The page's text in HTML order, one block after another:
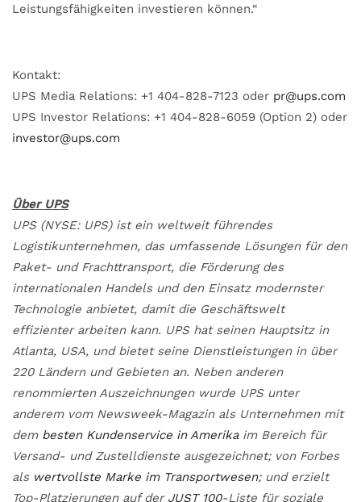
Leistungsfähigkeiten investieren können.“
Kontakt:
UPS Media Relations: +1 404-828-7123 oder pr@ups.com
UPS Investor Relations: +1 404-828-6059 (Option 2) oder
investor@ups.com
Über UPS
UPS (NYSE: UPS) ist ein weltweit führendes
Logistikunternehmen, das umfassende Lösungen für den
Paket- und Frachttransport, die Förderung des
internationalen Handels und den Einsatz modernster
Technologie anbietet, damit die Geschäftswelt
effizienter arbeiten kann. UPS hat seinen Hauptsitz in
Atlanta, USA, und bietet seine Dienstleistungen in über
220 Ländern und Gebieten an. Neben anderen
renommierten Auszeichnungen wurde UPS unter
anderem vom Newsweek-Magazin als Unternehmen mit
dem besten Kundenservice in Amerikaim Bereich für
Versand- und Zustelldienste ausgezeichnet; von Forbes
als wertvollste Marke im Transportwesen; und erzielt
Top-Platzierungen auf der JUST 100-Liste für soziale